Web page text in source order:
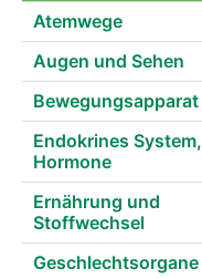
Atemwege
Augen und Sehen
Bewegungsapparat
Endokrines System,
Hormone
Ernährung und
Stoffwechsel
Geschlechtsorgane